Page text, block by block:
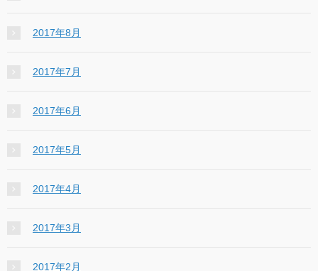
2017年8月
2017年7月
2017年6月
2017年5月
2017年4月
2017年3月
2017年2月